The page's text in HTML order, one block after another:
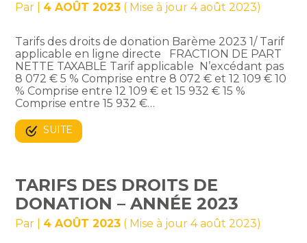
Par 4 AOÛT 2023 ( Mise à jour 4 août 2023)
Tarifs des droits de donation Barème 2023 1/ Tarif
applicable en ligne directe FRACTION DE PART
NETTE TAXABLE Tarif applicable N’excédant pas
8 072 € 5 % Comprise entre 8 072 € et 12 109 € 10
% Comprise entre 12 109 € et 15 932 € 15 %
Comprise entre 15 932 €…
SUITE
TARIFS DES DROITS DE
DONATION – ANNÉE 2023
Par 4 AOÛT 2023 ( Mise à jour 4 août 2023)